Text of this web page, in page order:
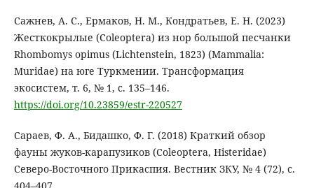
Сажнев, А. С., Ермаков, Н. М., Кондратьев, Е. Н. (2023)
Жесткокрылые (Coleoptera) из нор большой песчанки
Rhombomys opimus (Lichtenstein, 1823) (Mammalia:
Muridae) на юге Туркмении. Трансформация
экосистем, т. 6, № 1, с. 135–146.
https://doi.org/10.23859/estr-220527
Сараев, Ф. А., Бидашко, Ф. Г. (2018) Краткий обзор
фауны жуков-карапузиков (Coleoptera, Histeridae)
Северо-Восточного Прикаспия. Вестник ЗКУ, № 4 (72), с.